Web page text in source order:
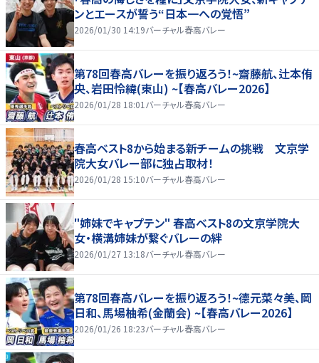
ンとエースが誓う“日本一への覚悟”
2026/01/30 14:19バーチャル春高バレー
第78回春高バレーを振り返ろう！~齋藤航、辻本侑
央、岩田怜緯(東山) ~【春高バレー2026】
2026/01/28 18:01 バーチャル春高バレー
春高ベスト8から始まる新チームの挑戦 文京学
院大女バレー部に独占取材！
2026/01/28 15:10バーチャル春高バレー
"姉妹でキャプテン" 春高ベスト8の文京学院大
女・横溝姉妹が繋ぐバレーの絆
2026/01/27 13:18バーチャル春高バレー
第78回春高バレーを振り返ろう！~德元菜々美、岡
日和、馬場柚希(金蘭会) ~【春高バレー2026】
2026/01/26 18:23バーチャル春高バレー